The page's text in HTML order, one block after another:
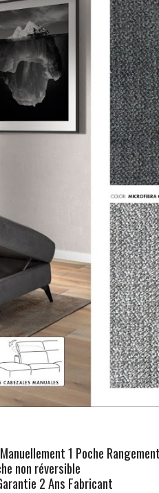
1 Poche
non réversible
2 Ans Fabricant